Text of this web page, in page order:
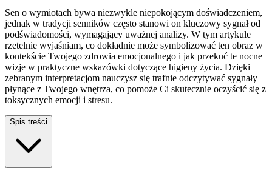
Sen o wymiotach bywa niezwykle niepokojącym doświadczeniem,
jednak w tradycji senników często stanowi on kluczowy sygnał od
podświadomości, wymagający uważnej analizy. W tym artykule
rzetelnie wyjaśniam, co dokładnie może symbolizować ten obraz w
kontekście Twojego zdrowia emocjonalnego i jak przekuć te nocne
wizje w praktyczne wskazówki dotyczące higieny życia. Dzięki
zebranym interpretacjom nauczysz się trafnie odczytywać sygnały
płynące z Twojego wnętrza, co pomoże Ci skutecznie oczyścić się z
toksycznych emocji i stresu.
Spis treści